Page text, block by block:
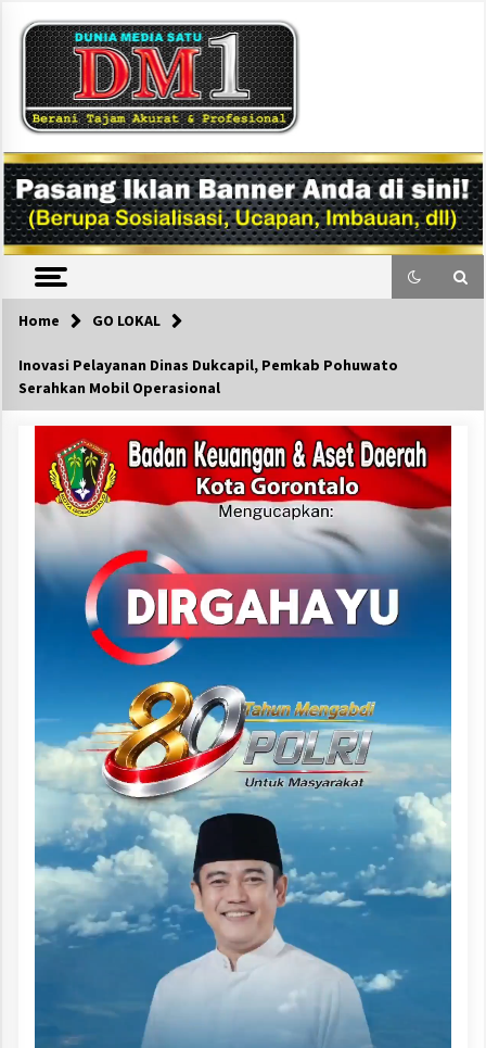
content
DM1
Home GO LOKAL
Inovasi Pelayanan Dinas Dukcapil, Pemkab Pohuwato
Serahkan Mobil Operasional